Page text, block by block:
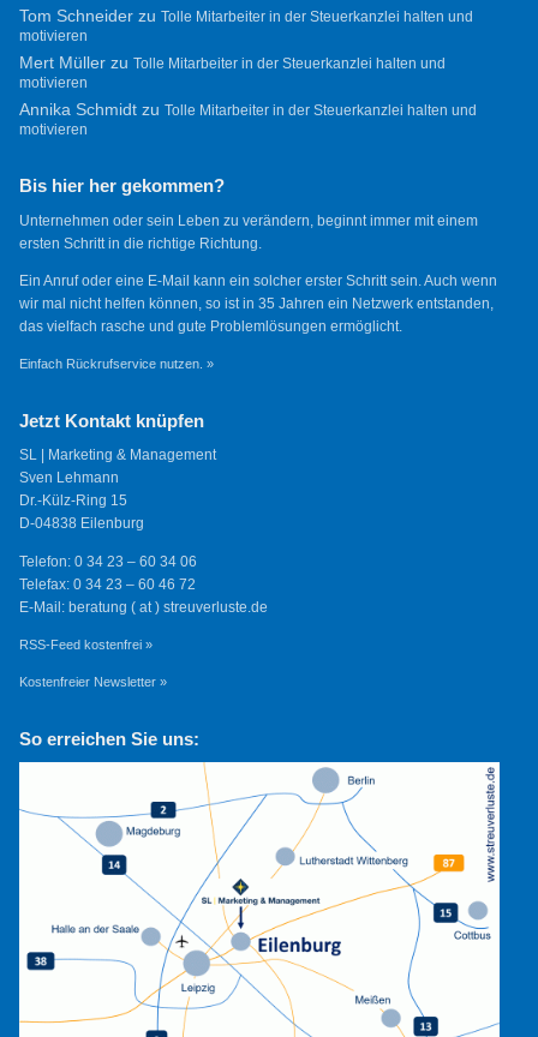
Tom Schneiderzu Tolle Mitarbeiter in der Steuerkanzlei halten und
motivieren
Mert Müllerzu Tolle Mitarbeiter in der Steuerkanzlei halten und
motivieren
Annika Schmidtzu Tolle Mitarbeiter in der Steuerkanzlei halten und
motivieren
Bis hier her gekommen?
Unternehmen oder sein Leben zu verändern, beginnt immer mit einem
ersten Schritt in die richtige Richtung.
Ein Anruf oder eine E-Mail kann ein solcher erster Schritt sein. Auch wenn
wir mal nicht helfen können, so ist in 35 Jahren ein Netzwerk entstanden,
das vielfach rasche und gute Problemlösungen ermöglicht.
Einfach Rückrufservice nutzen. »
Jetzt Kontakt knüpfen
SL | Marketing & Management
Sven Lehmann
Dr.-Külz-Ring 15
D-04838 Eilenburg
Telefon: 0 34 23 – 60 34 06
Telefax: 0 34 23 – 60 46 72
E-Mail: beratung ( at ) streuverluste.de
RSS-Feed kostenfrei »
Kostenfreier Newsletter »
So erreichen Sie uns: